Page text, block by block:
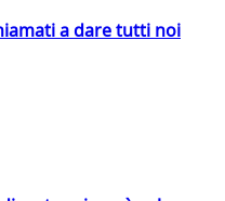
a dare tutti noi